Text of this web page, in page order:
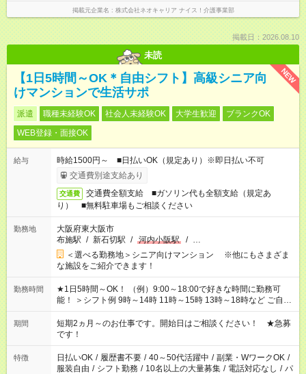
掲載元企業名 株式会社ネオキャリア ナイス！介護事業部
掲載日：2026.08.10
未読
NEW
【1日5時間～OK＊自由シフト】高級シニア向
けマンションで生活サポ
派遣 職種未経験OK 社会人未経験OK 大学生歓迎
ブランクOK
WEB登録・面接OK
給与
時給1500円～ ■日払いOK（規定あり）※即日払い不可
交通費別途支給あり
交通費
交通費全額支給 ■ガソリン代も全額支給（規定あ
り） ■無料駐車場もご相談ください
勤務地
大阪府東大阪市
布施駅 / 新石切駅 / 河内小阪駅 / …
＜選べる勤務地＞シニア向けマンション ※他にもさまざま
な施設をご紹介できます！
勤務時間
★1日5時間～OK！ （例）9:00～18:00で好きな時間に勤務可
能！ ＞シフト例 9時～14時 11時～15時 13時～18時など ご自身
のご都合に合わせて勤務時間をご相談ください！ ★家庭の都合
でお休みや時間の調整が必要な場合も遠慮なくご相談くださ
い。
期間
短期2ヵ月～のお仕事です。開始日はご相談ください！ ★急募
です！
特徴 日払いOK / 履歴書不要 / 40～50代活躍中 / 副業・WワークOK /
服装自由 / シフト勤務 / 10名以上の大量募集 / 電話対応なし / パ